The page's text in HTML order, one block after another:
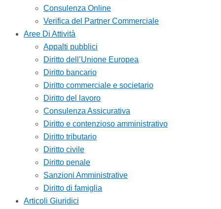
Consulenza Online
Verifica del Partner Commerciale
Aree Di Attività
Appalti pubblici
Diritto dell’Unione Europea
Diritto bancario
Diritto commerciale e societario
Diritto del lavoro
Consulenza Assicurativa
Diritto e contenzioso amministrativo
Diritto tributario
Diritto civile
Diritto penale
Sanzioni Amministrative
Diritto di famiglia
Articoli Giuridici